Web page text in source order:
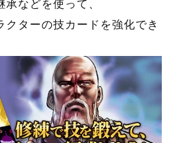
などを使って、
クターの技カードを強化でき